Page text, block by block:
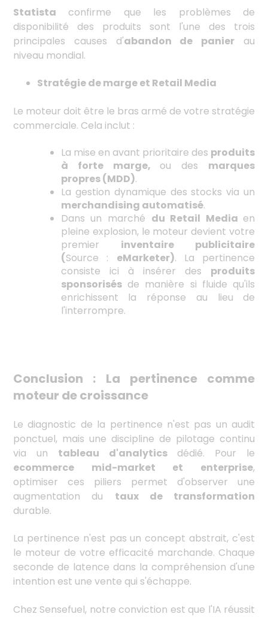
Statista confirme que les problèmes de
disponibilité des produits sont l'une des trois
principales causes d'abandon de panier au
niveau mondial.
Stratégie de marge et Retail Media
Le moteur doit être le bras armé de votre stratégie
commerciale. Cela inclut :
La mise en avant prioritaire des produits
à forte marge, ou des marques
propres (MDD).
La gestion dynamique des stocks via un
merchandising automatisé.
Dans un marché du Retail Media en
pleine explosion, le moteur devient votre
premier inventaire publicitaire
(Source : eMarketer). La pertinence
consiste ici à insérer des produits
sponsorisésde manière si fluide qu'ils
enrichissent la réponse au lieu de
l'interrompre.
Conclusion : La pertinence comme
moteur de croissance
Le diagnostic de la pertinence n'est pas un audit
ponctuel, mais une discipline de pilotage continu
via un tableau d'analyticsdédié. Pour le
ecommerce mid-market et enterprise,
optimiser ces piliers permet d'observer une
augmentation du taux de transformation
durable.
La pertinence n'est pas un concept abstrait, c'est
le moteur de votre efficacité marchande. Chaque
seconde de latence dans la compréhension d'une
intention est une vente qui s'échappe.
Chez Sensefuel, notre conviction est que l'IA réussit